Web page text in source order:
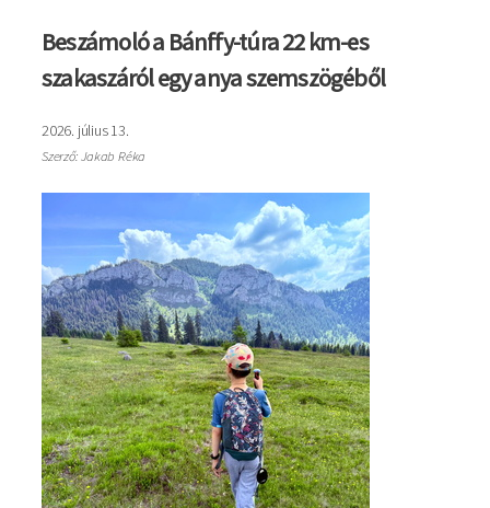
Beszámoló a Bánffy-túra 22 km-es
szakaszáról egy anya szemszögéből
2026. július 13.
Szerző: Jakab Réka